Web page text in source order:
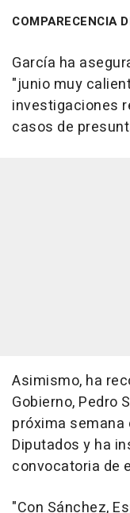
COMPARECENCIA
García ha
"junio muy
investigaciones
casos de
Asimismo, ha
Gobierno, Pedro
próxima semana
Diputados y ha
convocatoria de
"Con Sánchez,